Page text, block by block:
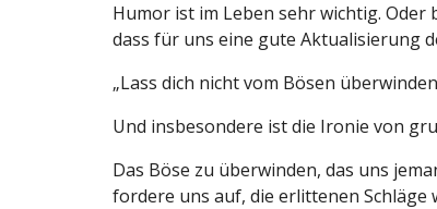
Humor ist im Leben sehr wichtig.
dass für uns eine gute Aktualisierung
„Lass dich nicht vom Bösen
Und insbesondere ist die Ironie von
Das Böse zu überwinden, das uns
fordere uns auf, die erlittenen Schläge